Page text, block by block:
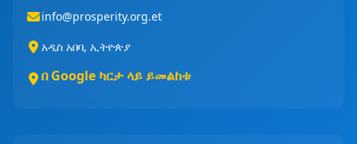
info@prosperity.org.et
አዲስ አበባ, ኢትዮጵያ
በ Google ካርታ ላይ ይመልከቱ